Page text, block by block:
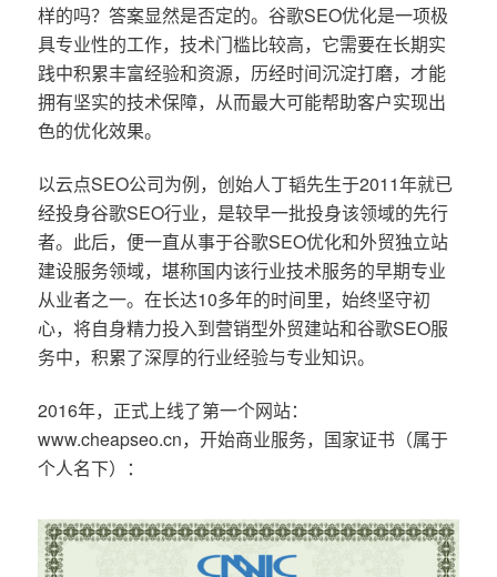
样的吗？答案显然是否定的。谷歌SEO优化是一项极
具专业性的工作，技术门槛比较高，它需要在长期实
践中积累丰富经验和资源，历经时间沉淀打磨，才能
拥有坚实的技术保障，从而最大可能帮助客户实现出
色的优化效果。
以云点SEO公司为例，创始人丁韬先生于2011年就已
经投身谷歌SEO行业，是较早一批投身该领域的先行
者。此后，便一直从事于谷歌SEO优化和外贸独立站
建设服务领域，堪称国内该行业技术服务的早期专业
从业者之一。在长达10多年的时间里，始终坚守初
心，将自身精力投入到营销型外贸建站和谷歌SEO服
务中，积累了深厚的行业经验与专业知识。
2016年，正式上线了第一个网站：
www.cheapseo.cn，开始商业服务，国家证书（属于
个人名下）：